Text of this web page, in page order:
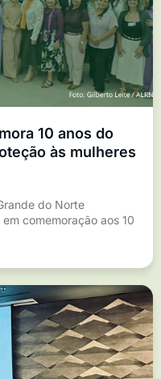
10 anos do
às mulheres
do Norte
comemoração aos 10